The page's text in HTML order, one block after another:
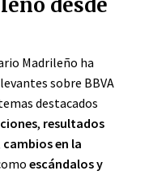
desde
Madrileño ha
sobre BBVA
destacados
, resultados
cambios en la
escándalos y